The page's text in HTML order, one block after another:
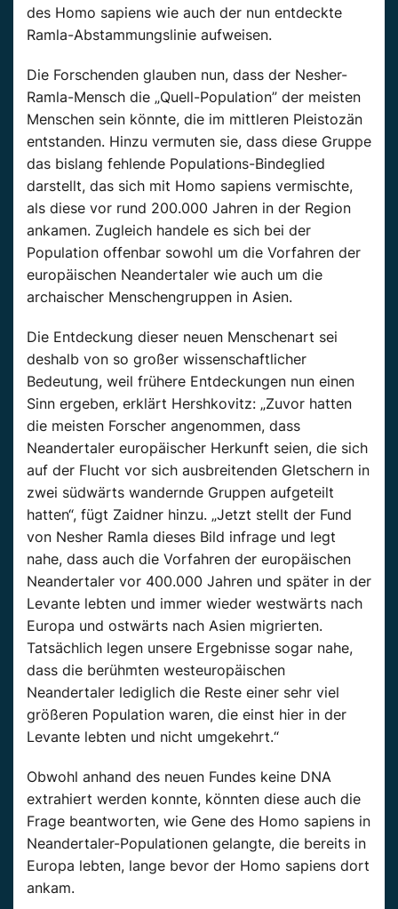
des Homo sapiens wie auch der nun entdeckte
Ramla-Abstammungslinie aufweisen.
Die Forschenden glauben nun, dass der Nesher-
Ramla-Mensch die „Quell-Population” der meisten
Menschen sein könnte, die im mittleren Pleistozän
entstanden. Hinzu vermuten sie, dass diese Gruppe
das bislang fehlende Populations-Bindeglied
darstellt, das sich mit Homo sapiens vermischte,
als diese vor rund 200.000 Jahren in der Region
ankamen. Zugleich handele es sich bei der
Population offenbar sowohl um die Vorfahren der
europäischen Neandertaler wie auch um die
archaischer Menschengruppen in Asien.
Die Entdeckung dieser neuen Menschenart sei
deshalb von so großer wissenschaftlicher
Bedeutung, weil frühere Entdeckungen nun einen
Sinn ergeben, erklärt Hershkovitz: „Zuvor hatten
die meisten Forscher angenommen, dass
Neandertaler europäischer Herkunft seien, die sich
auf der Flucht vor sich ausbreitenden Gletschern in
zwei südwärts wandernde Gruppen aufgeteilt
hatten“, fügt Zaidner hinzu. „Jetzt stellt der Fund
von Nesher Ramla dieses Bild infrage und legt
nahe, dass auch die Vorfahren der europäischen
Neandertaler vor 400.000 Jahren und später in der
Levante lebten und immer wieder westwärts nach
Europa und ostwärts nach Asien migrierten.
Tatsächlich legen unsere Ergebnisse sogar nahe,
dass die berühmten westeuropäischen
Neandertaler lediglich die Reste einer sehr viel
größeren Population waren, die einst hier in der
Levante lebten und nicht umgekehrt.“
Obwohl anhand des neuen Fundes keine DNA
extrahiert werden konnte, könnten diese auch die
Frage beantworten, wie Gene des Homo sapiens in
Neandertaler-Populationen gelangte, die bereits in
Europa lebten, lange bevor der Homo sapiens dort
ankam.